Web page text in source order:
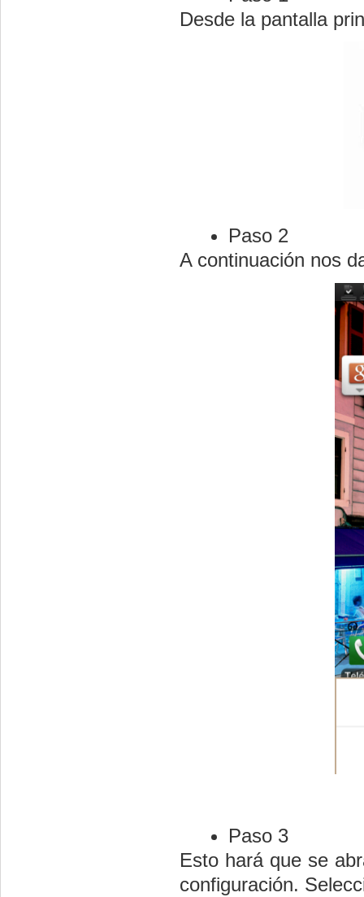
Desde la pantalla
Paso 2
A continuación nos
Paso 3
Esto hará que se
configuración.